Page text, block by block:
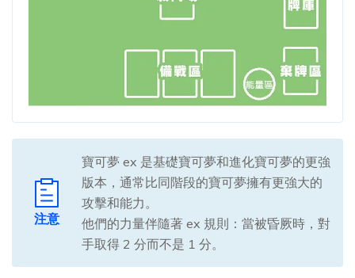
注意
寶可夢 ex 是基礎寶可夢和進化寶可夢的更強
版本，通常比同階段的寶可夢擁有更強大的
攻擊和能力。
他們的力量伴隨著 ex 規則：當被昏厥時，對
手取得 2 分而不是 1 分。